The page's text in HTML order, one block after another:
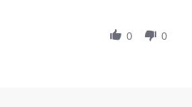
0 0